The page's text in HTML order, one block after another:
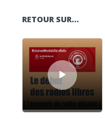
RETOUR SUR…
Lecteur audio